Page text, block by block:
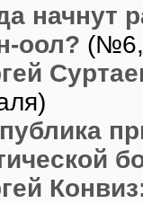
начнут
оол? (№6,